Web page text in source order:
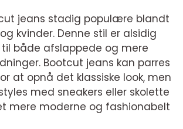
jeans stadig populære blandt
kvinder. Denne stil er alsidig
både afslappede og mere
Bootcut jeans kan parres
at opnå det klassiske look, men
med sneakers eller skolette
mere moderne og fashionabelt